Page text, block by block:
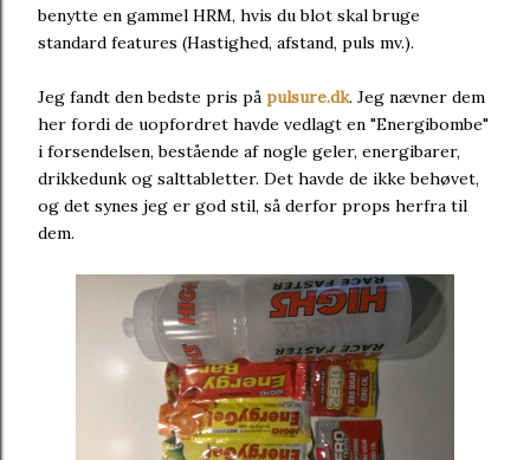
benytte en gammel HRM, hvis du blot skal bruge
standard features (Hastighed, afstand, puls mv.).
Jeg fandt den bedste pris på pulsure.dk. Jeg nævner dem
her fordi de uopfordret havde vedlagt en "Energibombe"
i forsendelsen, bestående af nogle geler, energibarer,
drikkedunk og salttabletter. Det havde de ikke behøvet,
og det synes jeg er god stil, så derfor props herfra til
dem.